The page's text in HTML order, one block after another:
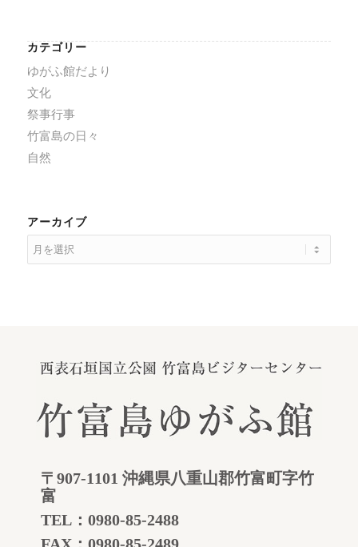
カテゴリー
ゆがふ館だより
文化
祭事行事
竹富島の日々
自然
アーカイブ
〒907-1101 沖縄県八重山郡竹富町字竹
富
TEL：0980-85-2488